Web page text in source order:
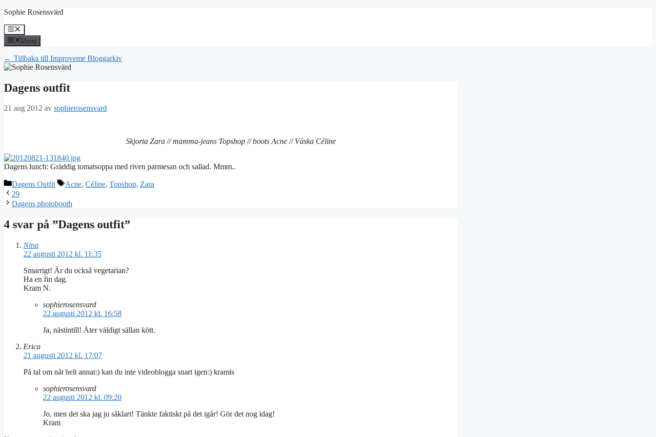
Hoppa
innehåll
Sophie Rosensvärd
Meny
Meny
← Tillbaka till Improveme Bloggarkiv
Dagens outfit
21 aug 2012 av sophierosensvard
Skjorta Zara // mamma-jeans Topshop // boots Acne // Väska Céline
Dagens lunch: Gräddig tomatsoppa med riven parmesan och sallad. Mmm..
Kategorier
Dagens Outfit Etiketter
Acne, Céline, Topshop, Zara
29
Dagens photobooth
4 svar på ”Dagens outfit”
Nina
22 augusti 2012 kl. 11:35
Smarrigt! Är du också vegetarian?
Ha en fin dag.
Kram N.
sophierosensvard
22 augusti 2012 kl. 16:58
Ja, nästintill! Äter väldigt sällan kött.
Erica
21 augusti 2012 kl. 17:07
På tal om nåt helt annat:) kan du inte videoblogga snart igen:) kramis
sophierosensvard
22 augusti 2012 kl. 09:20
Jo, men det ska jag ju såklart! Tänkte faktiskt på det igår! Gör det nog idag!
Kram